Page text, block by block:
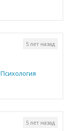
Психология
5 лет назад
5 лет назад